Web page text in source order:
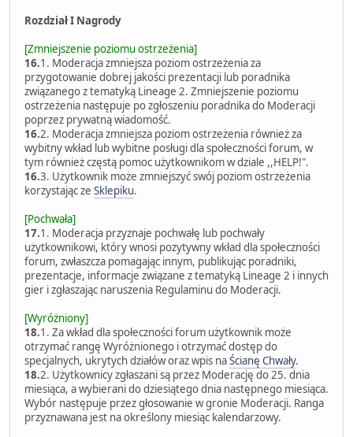
Rozdział I Nagrody
[Zmniejszenie poziomu ostrzeżenia]
16.1. Moderacja zmniejsza poziom ostrzeżenia za
przygotowanie dobrej jakości prezentacji lub poradnika
związanego z tematyką Lineage 2. Zmniejszenie poziomu
ostrzeżenia następuje po zgłoszeniu poradnika do Moderacji
poprzez prywatną wiadomość.
16.2. Moderacja zmniejsza poziom ostrzeżenia również za
wybitny wkład lub wybitne posługi dla społeczności forum, w
tym również częstą pomoc użytkownikom w dziale ,,HELP!".
16.3. Użytkownik może zmniejszyć swój poziom ostrzeżenia
korzystając ze Sklepiku.
[Pochwała]
17.1. Moderacja przyznaje pochwałę lub pochwały
użytkownikowi, który wnosi pozytywny wkład dla społeczności
forum, zwłaszcza pomagając innym, publikując poradniki,
prezentacje, informacje związane z tematyką Lineage 2 i innych
gier i zgłaszając naruszenia Regulaminu do Moderacji.
[Wyróżniony]
18.1. Za wkład dla społeczności forum użytkownik może
otrzymać rangę Wyróżnionego i otrzymać dostęp do
specjalnych, ukrytych działów oraz wpis naŚcianę Chwały.
18.2. Użytkownicy zgłaszani są przez Moderację do 25. dnia
miesiąca, a wybierani do dziesiątego dnia następnego miesiąca.
Wybór następuje przez głosowanie w gronie Moderacji. Ranga
przyznawana jest na określony miesiąc kalendarzowy.